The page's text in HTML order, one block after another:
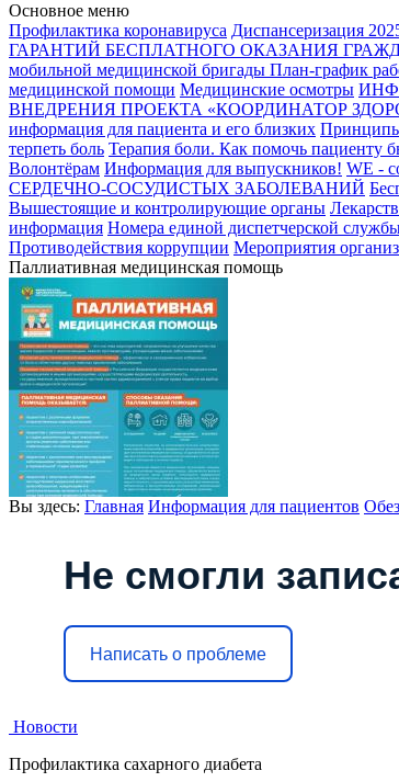
Основное меню
Профилактика коронавируса Диспансеризация
ГАРАНТИЙ БЕСПЛАТНОГО ОКАЗАНИЯ
мобильной медицинской бригады План-график
медицинской помощи Медицинские осмотры
ВНЕДРЕНИЯ ПРОЕКТА «КООРДИНАТОР
информация для пациента и его близких Принципы
терпеть боль Терапия боли. Как помочь пациенту
Волонтёрам Информация для выпускников! WE -
СЕРДЕЧНО-СОСУДИСТЫХ ЗАБОЛЕВАНИЙ
Вышестоящие и контролирующие органы
информация Номера единой диспетчерской
Противодействия коррупции Мероприятия
Паллиативная медицинская помощь
Вы здесь: Главная Информация для пациентов
Не смогли
Написать о проблеме
Новости
Профилактика сахарного диабета